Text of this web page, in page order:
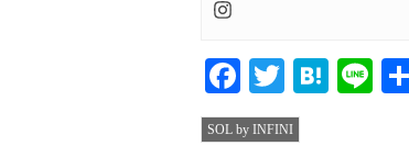
Facebook
TwitterHatena
SOL by INFINI